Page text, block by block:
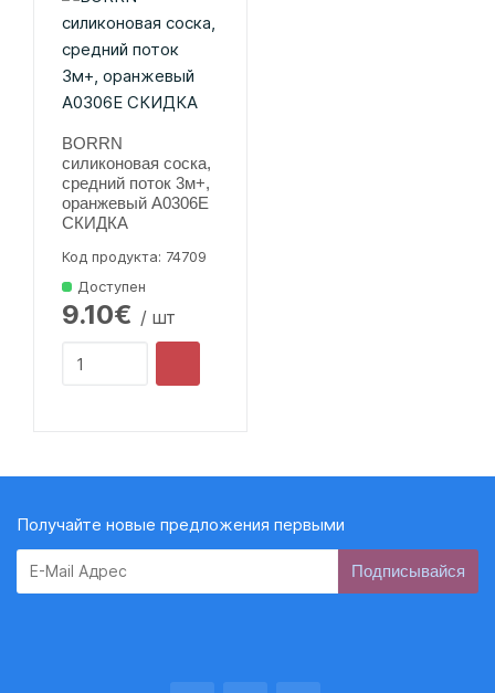
BORRN
силиконовая соска,
средний поток 3м+,
оранжевый A0306E
СКИДКА
Код продукта: 74709
Доступен
9.10€ / шт
Получайте новые предложения первыми
Subscribe